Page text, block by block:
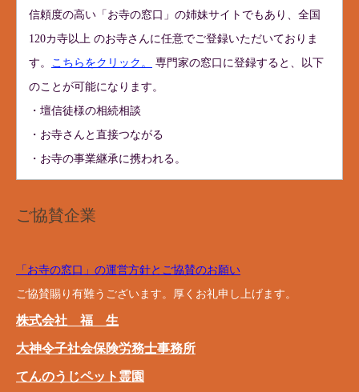
信頼度の高い「お寺の窓口」の姉妹サイトでもあり、全国
120カ寺以上 のお寺さんに任意でご登録いただいておりま
す。 こちらをクリック。
専門家の窓口に登録すると、以下
のことが可能になります。
・壇信徒様の相続相談
・お寺さんと直接つながる
・お寺の事業継承に携われる。
ご協賛企業
「お寺の窓口」の運営方針とご協賛のお願い
ご協賛賜り有難うございます。厚くお礼申し上げます。
株式会社 福 生
大神令子社会保険労務士事務所
てんのうじペット霊園